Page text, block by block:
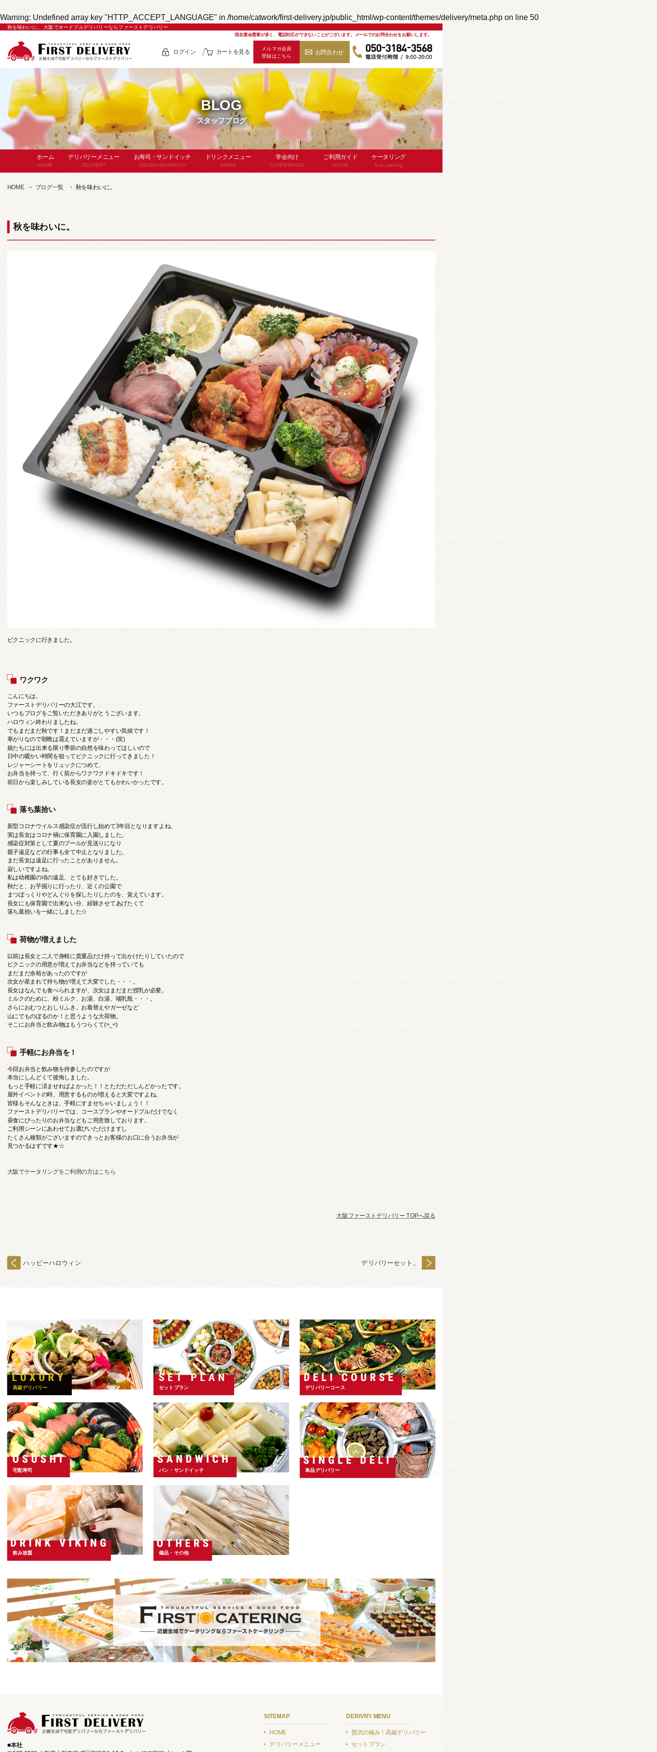
Warning: Undefined array key "HTTP_ACCEPT_LANGUAGE" in /home/catwork/first-delivery.jp/public_html/wp-content/themes/delivery/meta.php on line 50
秋を味わいに。 大阪でオードブルデリバリーならファーストデリバリー
ログイン カートを見る
メルマガ会員
登録はこちら
お問合わせ
050-3184-3568
現在宴会需要が多く、電話対応ができないことがございます。 メールでのお問合わせをお願いします。
BLOG
スタッフブログ
ホーム
HOME
デリバリーメニュー
DELIVERY
お寿司・サンドイッチ
OSUSHI/SANDWICH
ドリンクメニュー
DRINK
学会向け
CONFERENCE
ドリンクメニュー
ご利用ガイド
GUIDE
ケータリング
first-catering
HOME ブログ一覧 秋を味わいに。
秋を味わいに。
ピクニックに行きました。
ワクワク
こんにちは。
ファーストデリバリーの大江です。
いつもブログをご覧いただきありがとうございます。
ハロウィン終わりましたね。
でもまだまだ秋です！まだまだ過ごしやすい気候です！
寒がりなので朝晩は震えていますが・・・(笑)
娘たちには出来る限り季節の自然を味わってほしいので
日中の暖かい時間を狙ってピクニックに行ってきました！
レジャーシートをリュックにつめて、
お弁当を持って、行く前からワクワクドキドキです！
前日から楽しみしている長女の姿がとてもかわいかったです。
落ち葉拾い
新型コロナウイルス感染症が流行し始めて3年目となりますよね。
実は長女はコロナ禍に保育園に入園しました。
感染症対策として夏のプールが見送りになり
親子遠足などの行事も全て中止となりました。
まだ長女は遠足に行ったことがありません。
寂しいですよね。
私は幼稚園の頃の遠足、とても好きでした。
秋だと、お芋掘りに行ったり、近くの公園で
まつぼっくりやどんぐりを探したりしたのを、覚えています。
長女にも保育園で出来ない分、経験させてあげたくて
落ち葉拾いを一緒にしました☆
荷物が増えました
以前は長女と二人で身軽に貴重品だけ持って出かけたりしていたので
ピクニックの用意が増えてお弁当などを持っていても
まだまだ余裕があったのですが
次女が産まれて持ち物が増えて大変でした・・・。
長女はなんでも食べられますが、次女はまだまだ授乳が必要。
ミルクのために、粉ミルク、お湯、白湯、哺乳瓶・・・。
さらにおむつとおしりふき。お着替えやガーゼなど
山にでものぼるのか！と思うような大荷物。
そこにお弁当と飲み物はもうつらくて(>_<)
手軽にお弁当を！
今回お弁当と飲み物を持参したのですが
本当にしんどくて後悔しました。
もっと手軽に済ませればよかった！！とただただしんどかったです。
屋外イベントの時、用意するものが増えると大変ですよね。
皆様もそんなときは、手軽にすませちゃいましょう！！
ファーストデリバリーでは、コースプランやオードブルだけでなく
昼食にぴったりのお弁当などもご用意致しております。
ご利用シーンにあわせてお選びいただけますし
たくさん種類がございますのできっとお客様のお口に合うお弁当が
見つかるはずです★☆
大阪でケータリングをご利用の方はこちら
大阪ファーストデリバリー TOPへ戻る
ハッピーハロウィン デリバリーセット。
高級デリバリー セットプラン デリバリーコース
宅配寿司 パン・サンドイッチ 単品デリバリー
飲み放題 備品・その他
本社
SITEMAP
HOME
デリバリーメニュー
DERIVRY MENU
贅沢の極み！高級デリバリー
セットプラン